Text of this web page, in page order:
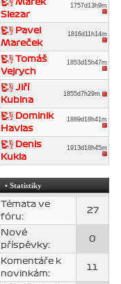
Marek
Slezar
1757d13h9m
Pavel
Mareček
1816d11h14m
Tomáš
Vejrych
1853d15h47m
Jiří
Kubina
1855d7h29m
Dominik
Havlas
1889d18h41m
Denis
Kukla
1913d18h45m
• Statistiky
Témata ve
fóru:
27
Nové
příspěvky:
0
Komentáře k
novinkám:
11